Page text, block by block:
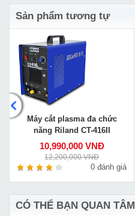
Sản phẩm tương tự
Máy cắt plasma đa chức
năng Riland CT-416II
10,990,000 VNĐ
12,200,000 VNĐ
0 đánh giá
CÓ THỂ BẠN QUAN TÂM